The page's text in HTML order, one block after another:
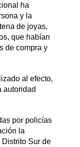
ha
y la
de joyas,
que habían
de compra y
al efecto,
autoridad
por policías
la
Sur de